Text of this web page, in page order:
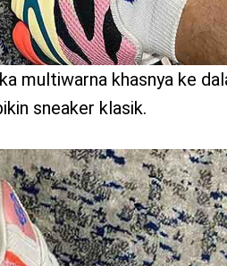
multiwarna khasnya ke
sneaker klasik.